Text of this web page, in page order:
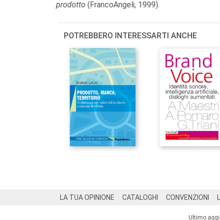
prodotto (FrancoAngeli, 1999).
POTREBBERO INTERESSARTI ANCHE
LA TUA OPINIONE CATALOGHI CONVENZIONI
Ultimo